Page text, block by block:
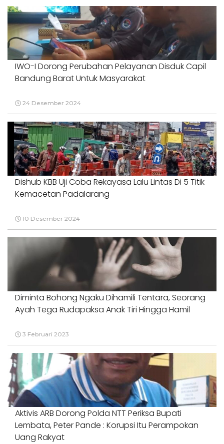
IWO-I Dorong Perubahan Pelayanan Disduk Capil
Bandung Barat Untuk Masyarakat
24 Desember 2024
Dishub KBB Uji Coba Rekayasa Lalu Lintas Di 5 Titik
Kemacetan Padalarang
10 Desember 2024
Diminta Bohong Ngaku Dihamili Tentara, Seorang
Ayah Tega Rudapaksa Anak Tiri Hingga Hamil
3 Februari 2023
Aktivis ARB Dorong Polda NTT Periksa Bupati
Lembata, Peter Pande : Korupsi Itu Perampokan
Uang Rakyat